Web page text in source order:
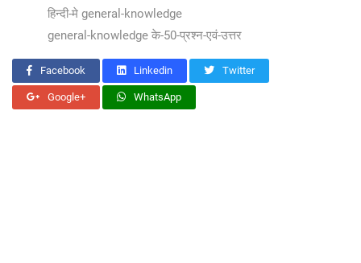
हिन्दी-मे general-knowledge
general-knowledge के-50-प्रश्न-एवं-उत्तर
Facebook Linkedin Twitter
Google+ WhatsApp